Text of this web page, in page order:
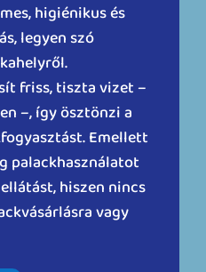
higiénikus és
legyen szó
friss, tiszta vizet –
–, így ösztönzi a
Emellett
palackhasználatot
hiszen nincs
vagy